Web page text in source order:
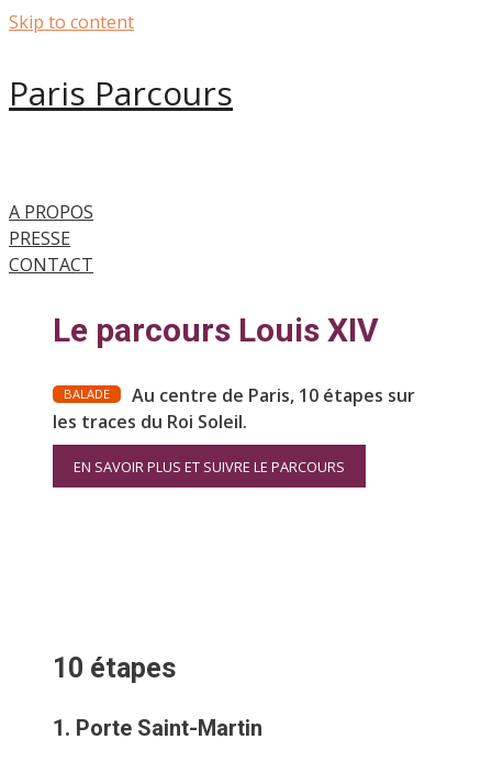
Skip to content
Paris Parcours
A PROPOS
PRESSE
CONTACT
Le parcours Louis XIV
BALADE
Au centre de Paris, 10 étapes sur
les traces du Roi Soleil.
EN SAVOIR PLUS ET SUIVRE LE PARCOURS
10 étapes
1. Porte Saint-Martin